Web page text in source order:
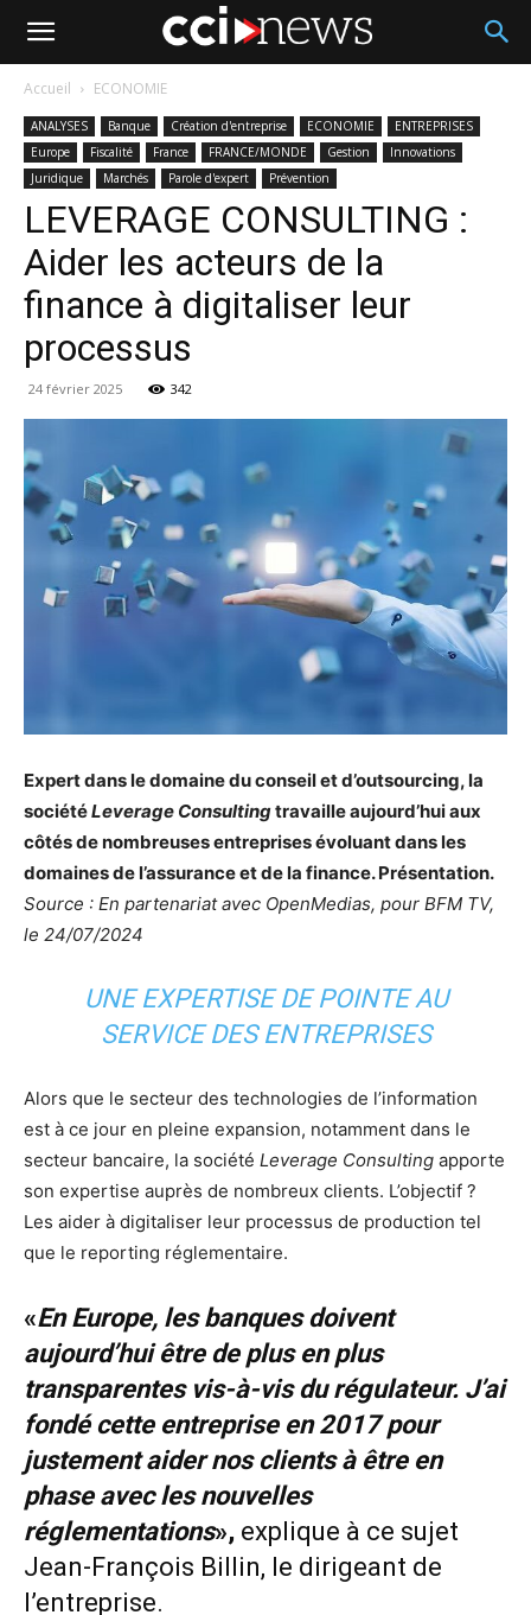
Accueil ECONOMIE
ANALYSES Banque Création d'entreprise ECONOMIE
ENTREPRISES
Europe
Fiscalité France FRANCE/MONDE Gestion
Innovations
Juridique
Marchés Parole d'expert Prévention
LEVERAGE CONSULTING :
Aider les acteurs de la
finance à digitaliser leur
processus
24 février 2025 342
Expert dans le domaine du conseil et d’outsourcing, la
sociétéLeverage Consultingtravaille aujourd’hui aux
côtés de nombreuses entreprises évoluant dans les
domaines de l’assurance et de la finance. Présentation.
Source : En partenariat avec OpenMedias, pour BFM TV,
le 24/07/2024
UNE EXPERTISE DE POINTE AU
SERVICE DES ENTREPRISES
Alors que le secteur des technologies de l’information
est à ce jour en pleine expansion, notamment dans le
secteur bancaire, la société Leverage Consulting apporte
son expertise auprès de nombreux clients. L’objectif ?
Les aider à digitaliser leur processus de production tel
que le reporting réglementaire.
«En Europe, les banques doivent
aujourd’hui être de plus en plus
transparentes vis-à-vis du régulateur. J’ai
fondé cette entreprise en 2017 pour
justement aider nos clients à être en
phase avec les nouvelles
réglementations», explique à ce sujet
Jean-François Billin, le dirigeant de
l’entreprise.